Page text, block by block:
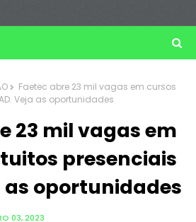
Faetec abre 23 mil vagas em cursos
Veja as oportunidades
23 mil vagas em
presenciais
as oportunidades
03, 2023